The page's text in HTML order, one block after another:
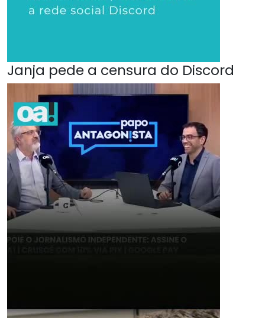
Janja pede a censura do Discord